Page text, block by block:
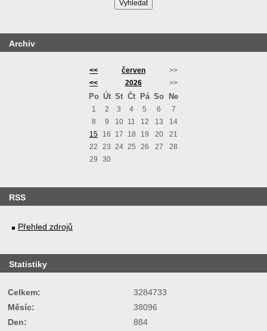
Archiv
<< červen
>>
<<
2026 >>
Po Út St Čt Pá So Ne
1 2 3 4 5 6
7
8
9 10 11 12 13
14
15
16 17 18 19 20
21
22
23 24 25 26 27
28
29
30
RSS
Přehled zdrojů
Statistiky
Celkem:
3284733
Měsíc:
38096
Den:
884